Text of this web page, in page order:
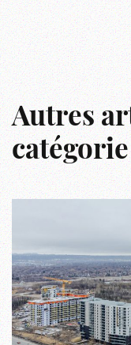
Autres
catégorie